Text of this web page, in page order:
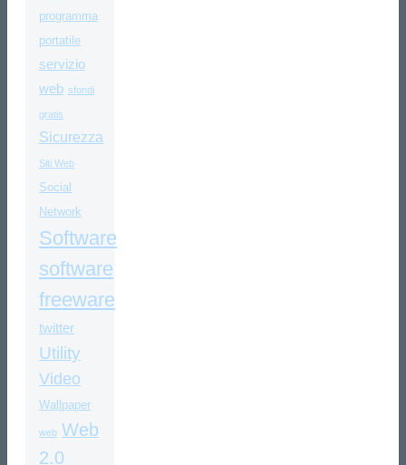
programma
portatile
servizio
web sfondi
gratis
Sicurezza
Siti Web
Social
Network
Software
software
freeware
twitter
Utility
Video
Wallpaper
web Web
2.0